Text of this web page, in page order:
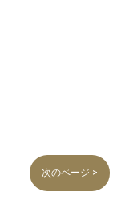
次のページ >